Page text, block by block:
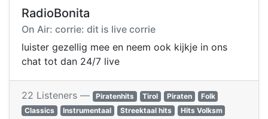
RadioBonita
On Air: corrie: dit is live corrie
luister gezellig mee en neem ook kijkje in ons
chat tot dan 24/7 live
22 Listeners — Piratenhits Tirol Piraten
Folk
Classics
Instrumentaal Streektaal hits
Hits Volksm